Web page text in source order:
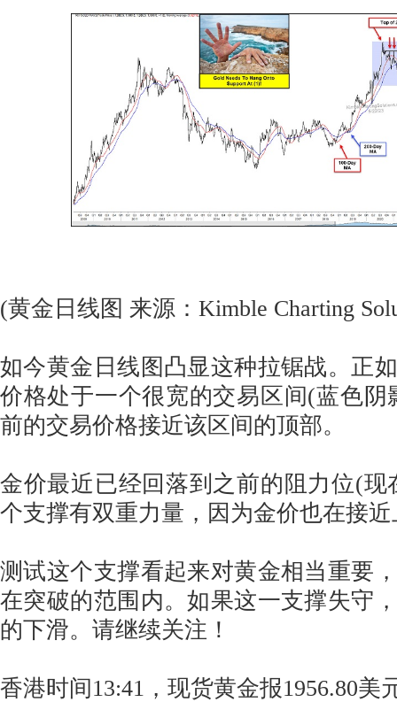
(黄金日线图 来源：Kimble Charting
如今黄金日线图凸显这种拉锯战。正
价格处于一个很宽的交易区间(蓝色阴
前的交易价格接近该区间的顶部。
金价最近已经回落到之前的阻力位(现
个支撑有双重力量，因为金价也在接
测试这个支撑看起来对黄金相当重要
在突破的范围内。如果这一支撑失守
的下滑。请继续关注！
香港时间13:41，现货黄金报1956.80美